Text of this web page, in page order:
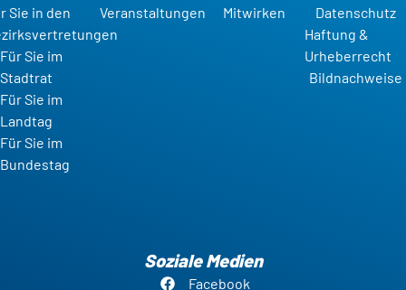
Sie in den
Für Sie im
Stadtrat
Für Sie im
Landtag
Für Sie im
Bundestag
Veranstaltungen
Mitwirken
Datenschutz
Haftung &
Urheberrecht
Bildnachweise
Soziale Medien
Facebook